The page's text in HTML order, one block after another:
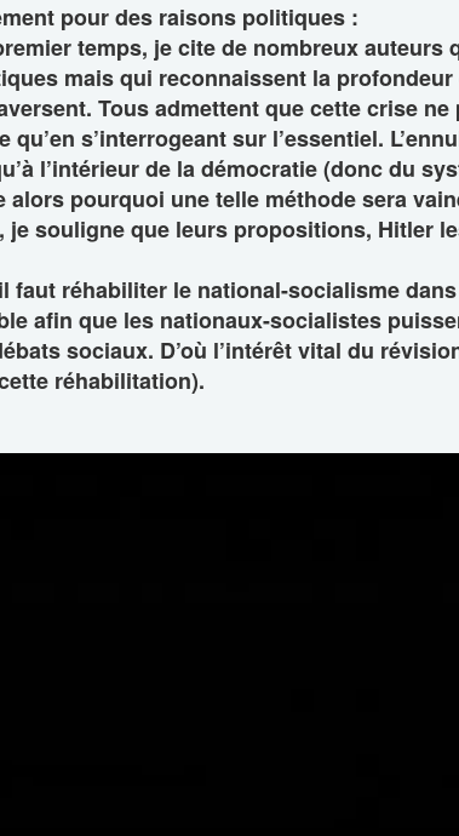
pour des raisons politiques :
temps, je cite de nombreux auteurs
mais qui reconnaissent la
Tous admettent que cette crise ne
qu’en s’interrogeant sur l’essentiel.
l’intérieur de la démocratie (donc du
alors pourquoi une telle méthode sera
je souligne que leurs propositions, Hitler
faut réhabiliter le national-socialisme dans
afin que les nationaux-socialistes
sociaux. D’où l’intérêt vital du
réhabilitation).